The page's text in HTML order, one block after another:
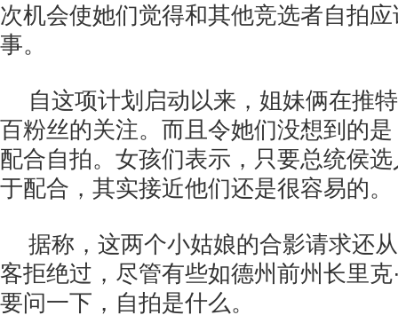
次机会使她们觉得和其他竞选者自拍
事。
自这项计划启动以来，姐妹俩在推
百粉丝的关注。而且令她们没想到的
配合自拍。女孩们表示，只要总统侯
于配合，其实接近他们还是很容易的。
据称，这两个小姑娘的合影请求还
客拒绝过，尽管有些如德州前州长里
要问一下，自拍是什么。